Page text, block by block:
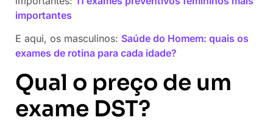
importantes
E aqui, os masculinos: Saúde do Homem: quais os
exames de rotina para cada idade?
Qual o preço de um
exame DST?